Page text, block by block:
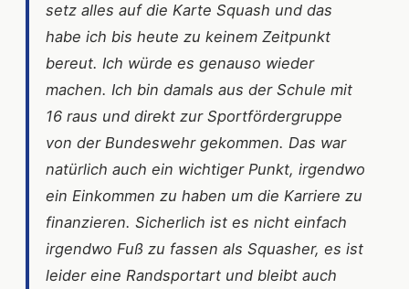
setz alles auf die Karte Squash und das
habe ich bis heute zu keinem Zeitpunkt
bereut. Ich würde es genauso wieder
machen. Ich bin damals aus der Schule mit
16 raus und direkt zur Sportfördergruppe
von der Bundeswehr gekommen. Das war
natürlich auch ein wichtiger Punkt, irgendwo
ein Einkommen zu haben um die Karriere zu
finanzieren. Sicherlich ist es nicht einfach
irgendwo Fuß zu fassen als Squasher, es ist
leider eine Randsportart und bleibt auch